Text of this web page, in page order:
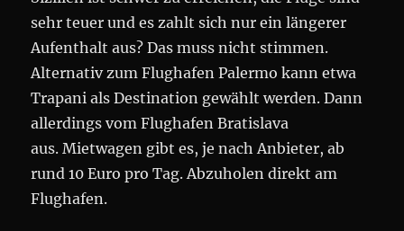
sehr teuer und es zahlt sich nur ein längerer
Aufenthalt aus? Das muss nicht stimmen.
Alternativ zum Flughafen Palermo kann etwa
Trapani als Destination gewählt werden. Dann
allerdings vom Flughafen Bratislava
aus. Mietwagen gibt es, je nach Anbieter, ab
rund 10 Euro pro Tag. Abzuholen direkt am
Flughafen.